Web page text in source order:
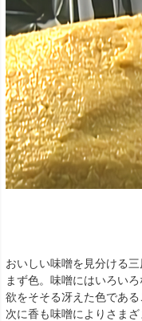
おいしい味噌を見分ける三
まず色。味噌にはいろい
欲をそそる冴えた色である
次に香も味噌によりさま